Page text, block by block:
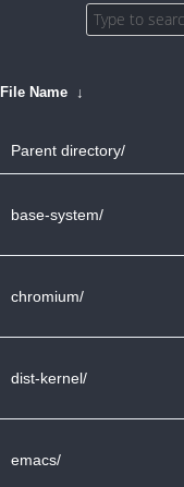
File Name ↓
Parent directory/
base-system/
chromium/
dist-kernel/
emacs/